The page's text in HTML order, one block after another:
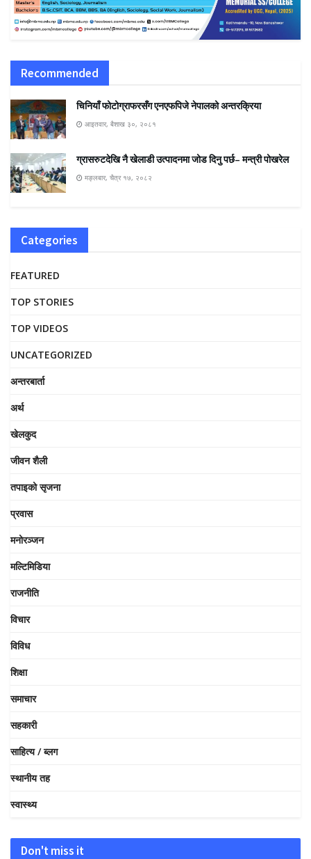
Recommended
चिनियाँ फोटोग्राफरसँग एनएफपिजे नेपालको अन्तरक्रिया
आइतवार, बैशाख ३०, २०८१
ग्रासरुटदेखि नै खेलाडी उत्पादनमा जोड दिनु पर्छ– मन्त्री पोखरेल
मङ्लबार, चैत्र १७, २०८२
Categories
FEATURED
TOP STORIES
TOP VIDEOS
UNCATEGORIZED
अन्तरबार्ता
अर्थ
खेलकुद
जीवन शैली
तपाइको सृजना
प्रवास
मनोरञ्जन
मल्टिमिडिया
राजनीति
विचार
विविध
शिक्षा
समाचार
सहकारी
साहित्य / ब्लग
स्थानीय तह
स्वास्थ्य
Don't miss it